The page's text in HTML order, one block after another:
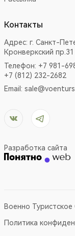
Контакты
Адрес: г. Санкт-
Кронверкский пр.31
Телефон: +7 981-
+7 (812) 232-2682
Email:
Разработка сайта
Военно
Политика